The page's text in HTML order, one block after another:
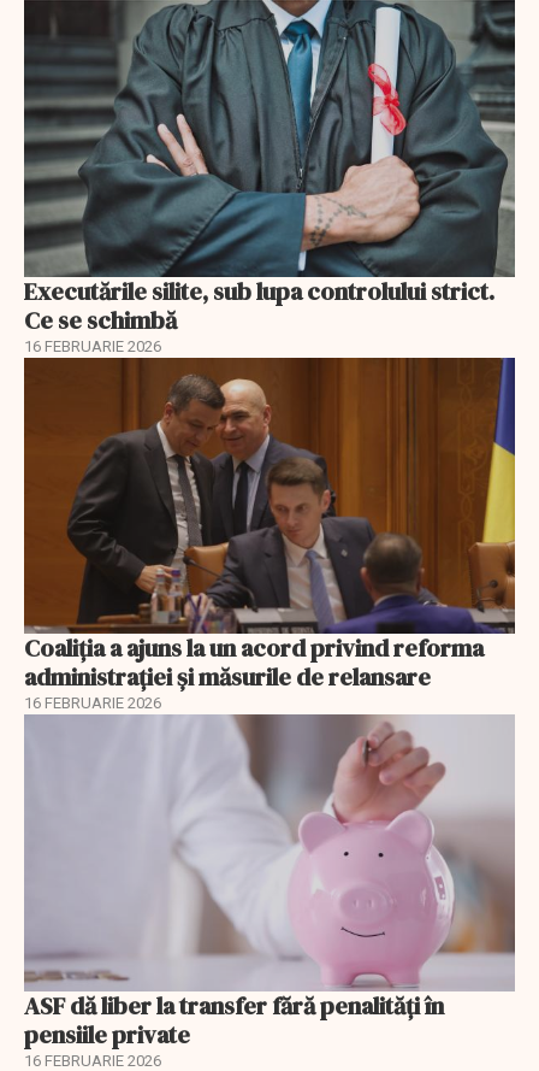
Executările silite, sub lupa controlului strict.
Ce se schimbă
16 FEBRUARIE 2026
Coaliția a ajuns la un acord privind reforma
administrației și măsurile de relansare
16 FEBRUARIE 2026
ASF dă liber la transfer fără penalități în
pensiile private
16 FEBRUARIE 2026